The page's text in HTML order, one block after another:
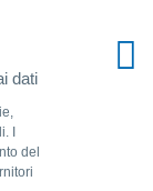
dati
I
del